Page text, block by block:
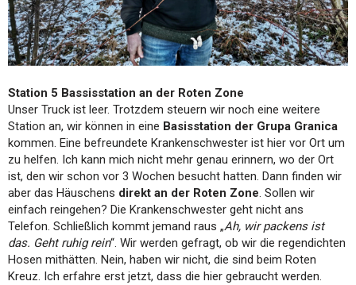
Station 5 Bassisstation an der Roten Zone
Unser Truck ist leer. Trotzdem steuern wir noch eine weitere
Station an, wir können in eine Basisstation der Grupa Granica
kommen. Eine befreundete Krankenschwester ist hier vor Ort um
zu helfen. Ich kann mich nicht mehr genau erinnern, wo der Ort
ist, den wir schon vor 3 Wochen besucht hatten. Dann finden wir
aber das Häuschens direkt an der Roten Zone. Sollen wir
einfach reingehen? Die Krankenschwester geht nicht ans
Telefon. Schließlich kommt jemand raus „Ah, wir packens ist
das. Geht ruhig rein“. Wir werden gefragt, ob wir die regendichten
Hosen mithätten. Nein, haben wir nicht, die sind beim Roten
Kreuz. Ich erfahre erst jetzt, dass die hier gebraucht werden.